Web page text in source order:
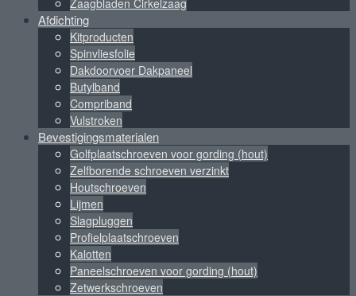
Zaagbladen Cirkelzaag
Afdichting
Kitproducten
Spinvliesfolie
Dakdoorvoer Dakpaneel
Butylband
Compriband
Vulstroken
Bevestigingsmaterialen
Golfplaatschroeven voor gording (hout)
Zelfborende schroeven verzinkt
Houtschroeven
Lijmen
Slagpluggen
Profielplaatschroeven
Kalotten
Paneelschroeven voor gording (hout)
Zetwerkschroeven